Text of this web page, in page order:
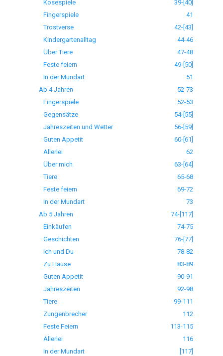
Kosespiele
39-[40]
Fingerspiele
41
Trostverse
42-[43]
Kindergartenalltag
44-46
Über Tiere
47-48
Feste feiern
49-[50]
In der Mundart
51
Ab 4 Jahren
52-73
Fingerspiele
52-53
Gegensätze
54-[55]
Jahreszeiten und Wetter
56-[59]
Guten Appetit
60-[61]
Allerlei
62
Über mich
63-[64]
Tiere
65-68
Feste feiern
69-72
In der Mundart
73
Ab 5 Jahren
74-[117]
Einkäufen
74-75
Geschichten
76-[77]
Ich und Du
78-82
Zu Hause
83-89
Guten Appetit
90-91
Jahreszeiten
92-98
Tiere
99-111
Zungenbrecher
112
Feste Feiern
113-115
Allerlei
116
In der Mundart
[117]